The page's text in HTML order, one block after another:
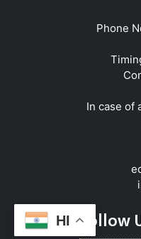
HI
Phone
In case of
Follow